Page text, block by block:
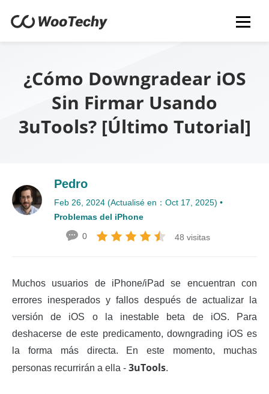
¿Cómo Downgradear iOS
Sin Firmar Usando
3uTools? [Último Tutorial]
Pedro
Feb 26, 2024 (Actualisé en：Oct 17, 2025) •
Problemas del iPhone
48 visitas
0
Muchos usuarios de iPhone/iPad se encuentran con
errores inesperados y fallos después de actualizar la
versión de iOS o la inestable beta de iOS. Para
deshacerse de este predicamento, downgrading iOS es
la forma más directa. En este momento, muchas
personas recurrirán a ella - 3uTools.